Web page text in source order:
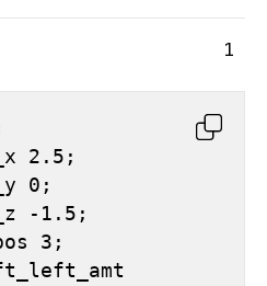
1
2.5;
0;
-1.5;
3;